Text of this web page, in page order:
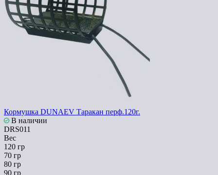
Кормушка DUNAEV Таракан перф.120г.
В наличии
DRS011
Вес
120 гр
70 гр
80 гр
90 гр